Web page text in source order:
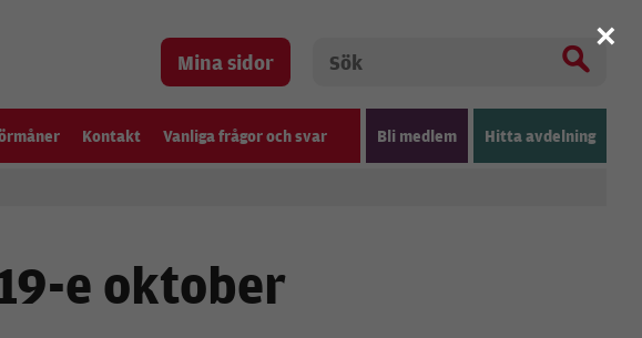
Mina sidor
Kontakt Vanliga frågor och svar Bli medlem Hitta avdelning
e oktober
×